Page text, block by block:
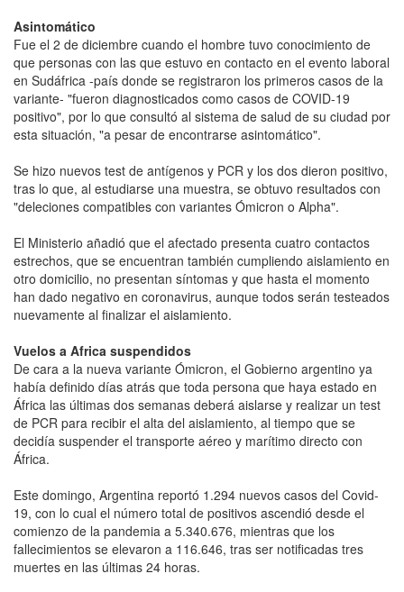
Asintomático
Fue el 2 de diciembre cuando el hombre tuvo conocimiento de
que personas con las que estuvo en contacto en el evento laboral
en Sudáfrica -país donde se registraron los primeros casos de la
variante- "fueron diagnosticados como casos de COVID-19
positivo", por lo que consultó al sistema de salud de su ciudad por
esta situación, "a pesar de encontrarse asintomático".
Se hizo nuevos test de antígenos y PCR y los dos dieron positivo,
tras lo que, al estudiarse una muestra, se obtuvo resultados con
"deleciones compatibles con variantes Ómicron o Alpha".
El Ministerio añadió que el afectado presenta cuatro contactos
estrechos, que se encuentran también cumpliendo aislamiento en
otro domicilio, no presentan síntomas y que hasta el momento
han dado negativo en coronavirus, aunque todos serán testeados
nuevamente al finalizar el aislamiento.
Vuelos a Africa suspendidos
De cara a la nueva variante Ómicron, el Gobierno argentino ya
había definido días atrás que toda persona que haya estado en
África las últimas dos semanas deberá aislarse y realizar un test
de PCR para recibir el alta del aislamiento, al tiempo que se
decidía suspender el transporte aéreo y marítimo directo con
África.
Este domingo, Argentina reportó 1.294 nuevos casos del Covid-
19, con lo cual el número total de positivos ascendió desde el
comienzo de la pandemia a 5.340.676, mientras que los
fallecimientos se elevaron a 116.646, tras ser notificadas tres
muertes en las últimas 24 horas.